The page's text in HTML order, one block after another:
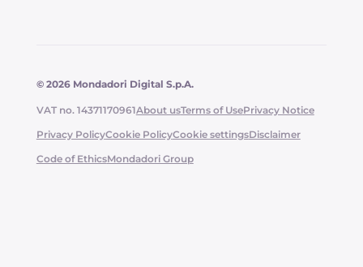
© 2026 Mondadori Digital S.p.A.
VAT no. 14371170961About usTerms of UsePrivacy Notice
Privacy PolicyCookie PolicyCookie settingsDisclaimer
Code of EthicsMondadori Group